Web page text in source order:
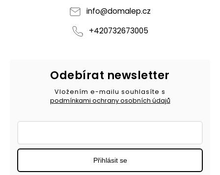
info@domalep.cz
+420732673005
Odebírat newsletter
Vložením e-mailu souhlasíte s
podmínkami ochrany osobních údajů
Přihlásit se